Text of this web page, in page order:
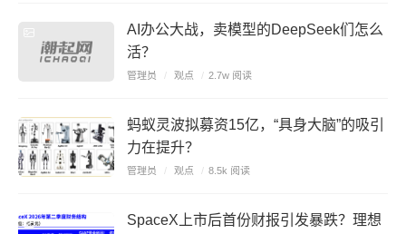
AI办公大战，卖模型的DeepSeek们怎么
活？
管理员 / 观点 / 2.7w 阅读
蚂蚁灵波拟募资15亿，“具身大脑”的吸引
力在提升？
管理员 / 观点 / 8.5k 阅读
SpaceX上市后首份财报引发暴跌？理想